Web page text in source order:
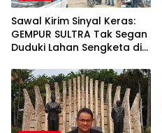
Sawal Kirim Sinyal Keras:
GEMPUR SULTRA Tak Segan
Duduki Lahan Sengketa di